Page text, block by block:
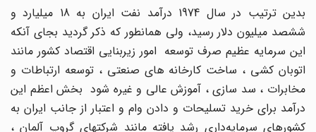
بدین ترتیب در سال 1974 درآمد نفت ایران به 18 میلیارد و
ششصد میلیون دلار رسید، ولی همانطور که ذکر گردید بجای آنکه
این سرمایه عظیم صرف توسعه امور زیربنایی اقتصاد کشور مانند
اتوبان کشی ، ساخت کارخانه های صنعتی ، توسعه ارتباطات و
مخابرات ، سد سازی ، آموزش عالی و غیره شود بخش اعظم این
درآمد برای خرید تسلیحات و دادن وام و اعتبار از جانب ایران به
کشورهای سرمایه‌داری رشد یافته مانند شرکتهای گروپ آلمان ،